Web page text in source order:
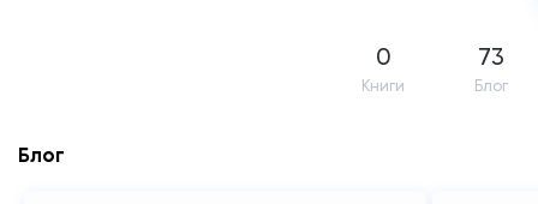
0
Книги
73
Блог
Блог